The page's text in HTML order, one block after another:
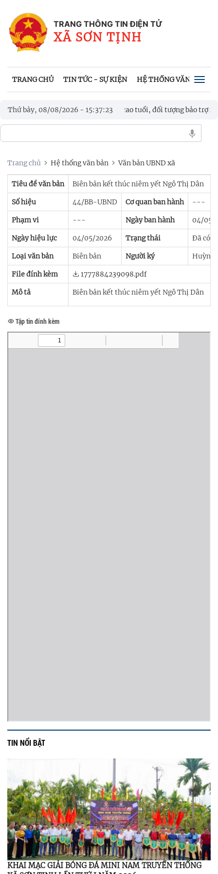
TRANG THÔNG TIN ĐIỆN TỬ
XÃ SƠN TỊNH
TRANG CHỦ TIN TỨC - SỰ KIỆN HỆ THỐNG VĂN BẢN
Thứ bảy, 08/08/2026 - 15:37:24
hình “3 nhất” hỗ trợ người cao tuổi, đối tượng bảo trợ xã hội
ĐÁ THIẾU NIÊN - NHI ĐỒNG, TRANH CÚP ĐOÀN XÃ SƠN
Trang chủ Hệ thống văn bản Văn bản UBND xã
Tiêu đề văn bản Biên bản kết thúc niêm yết Ngô Thị Dân
Số hiệu 44/BB-UBND Cơ quan ban hành ---
Phạm vi --- Ngày ban hành 04/05/
Ngày hiệu lực 04/05/2026 Trạng thái Đã có
Loại văn bản Biên bản Người ký Huỳnh
File đính kèm 1777884239098.pdf
Mô tả Biên bản kết thúc niêm yết Ngô Thị Dân
Tập tin đính kèm
TIN NỔI BẬT
KHAI MẠC GIẢI BÓNG ĐÁ MINI NAM TRUYỀN THỐNG